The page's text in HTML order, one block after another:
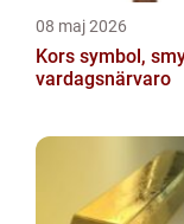
08 maj 2026
Kors symbol, smycke och
vardagsnärvaro